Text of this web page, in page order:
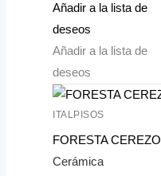
Añadir a la lista de
deseos
Añadir a la lista de
deseos
ITALPISOS
FORESTA CEREZO
Cerámica